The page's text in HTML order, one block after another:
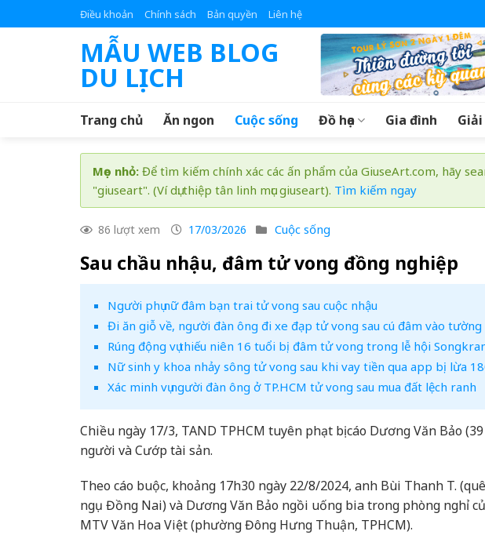
to
Điều khoản Chính sách Bản quyền Liên hệ
MẪU WEB BLOG
DU LỊCH
Trang chủ Ăn ngon Cuộc sống Đồ họa Gia đình
Mẹo nhỏ: Để tìm kiếm chính xác các ấn phẩm của GiuseArt.com, hãy
"giuseart". (Ví dụ: thiệp tân linh mục giuseart). Tìm kiếm ngay
86 lượt xem 17/03/2026 Cuộc sống
Sau chầu nhậu, đâm tử vong đồng nghiệp
Người phụ nữ đâm bạn trai tử vong sau cuộc nhậu
Đi ăn giỗ về, người đàn ông đi xe đạp tử vong sau cú đâm vào tường
Rúng động vụ thiếu niên 16 tuổi bị đâm tử vong trong lễ hội
Nữ sinh y khoa nhảy sông tử vong sau khi vay tiền qua app bị lừa
Xác minh vụ người đàn ông ở TP.HCM tử vong sau mua đất lệch ranh
Chiều ngày 17/3, TAND TPHCM tuyên phạt bị cáo Dương Văn Bảo
người và Cướp tài sản.
Theo cáo buộc, khoảng 17h30 ngày 22/8/2024, anh Bùi Thanh T.
ngụ Đồng Nai) và Dương Văn Bảo ngồi uống bia trong phòng nghỉ
MTV Văn Hoa Việt (phường Đông Hưng Thuận, TPHCM).